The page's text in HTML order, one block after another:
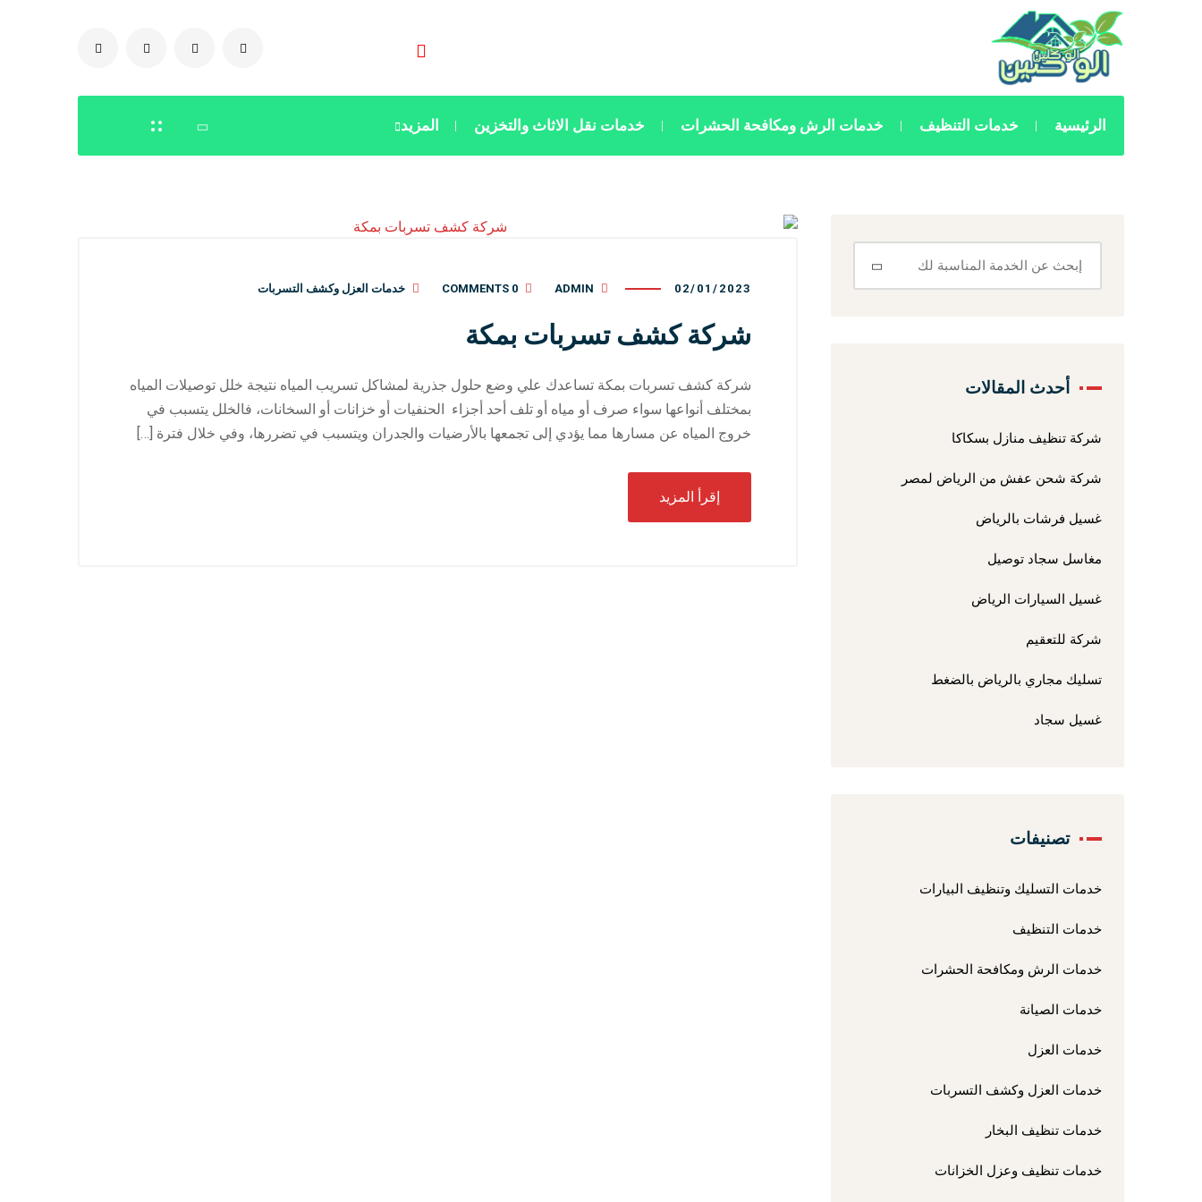
الرئيسية خدمات التنظيف خدمات الرش ومكافحة الحشرات خدمات نقل الاثاث والتخزين المزيد
02/01/2023
ADMIN
0 COMMENTS خدمات العزل وكشف التسربات
شركة كشف تسربات بمكة
شركة كشف تسربات بمكة تساعدك علي وضع حلول جذرية لمشاكل تسريب المياه نتيجة خلل توصيلات المياه
بمختلف أنواعها سواء صرف أو مياه أو تلف أحد أجزاء الحنفيات أو خزانات أو السخانات، فالخلل يتسبب في
خروج المياه عن مسارها مما يؤدي إلى تجمعها بالأرضيات والجدران ويتسبب في تضررها، وفي خلال فترة […]
إقرأ المزيد
أحدث المقالات
شركة تنظيف منازل بسكاكا
شركة شحن عفش من الرياض لمصر
غسيل فرشات بالرياض
مغاسل سجاد توصيل
غسيل السيارات الرياض
شركة للتعقيم
تسليك مجاري بالرياض بالضغط
غسيل سجاد
تصنيفات
خدمات التسليك وتنظيف البيارات
خدمات التنظيف
خدمات الرش ومكافحة الحشرات
خدمات الصيانة
خدمات العزل
خدمات العزل وكشف التسربات
خدمات تنظيف البخار
خدمات تنظيف وعزل الخزانات